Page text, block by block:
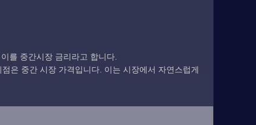
를 중간시장 금리라고 합니다.
은 중간 시장 가격입니다. 이는 시장에서 자연스럽게